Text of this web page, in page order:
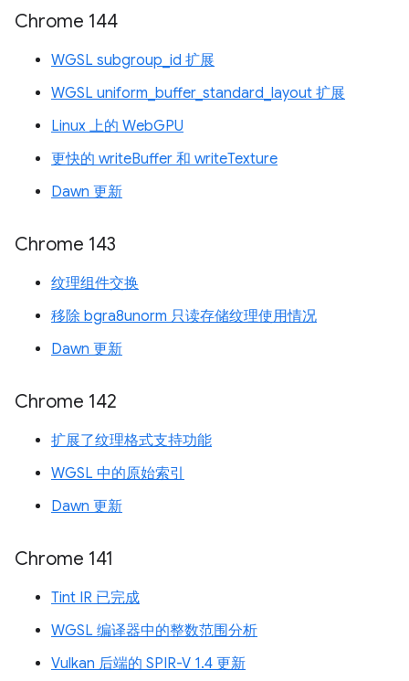
Chrome 144
WGSL subgroup_id 扩展
WGSL uniform_buffer_standard_layout 扩展
Linux 上的 WebGPU
更快的 writeBuffer 和 writeTexture
Dawn 更新
Chrome 143
纹理组件交换
移除 bgra8unorm 只读存储纹理使用情况
Dawn 更新
Chrome 142
扩展了纹理格式支持功能
WGSL 中的原始索引
Dawn 更新
Chrome 141
Tint IR 已完成
WGSL 编译器中的整数范围分析
Vulkan 后端的 SPIR-V 1.4 更新